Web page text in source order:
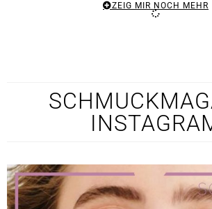
ZEIG MIR NOCH MEHR